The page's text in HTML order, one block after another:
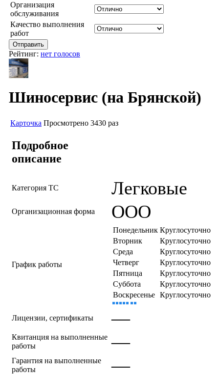
Организация
обслуживания
Качество выполнения
работ
Рейтинг: нет голосов
Шиносервис (на Брянской)
Карточка Просмотрено 3430 раз
Подробное
описание
Категория ТС Легковые
Организационная форма ООО
График работы
Понедельник Круглосуточно
Вторник
Круглосуточно
Среда
Круглосуточно
Четверг
Круглосуточно
Пятница
Круглосуточно
Суббота
Круглосуточно
Воскресенье Круглосуточно
Лицензии, сертификаты —
Квитанция на выполненные
работы
—
Гарантия на выполненные
работы
—